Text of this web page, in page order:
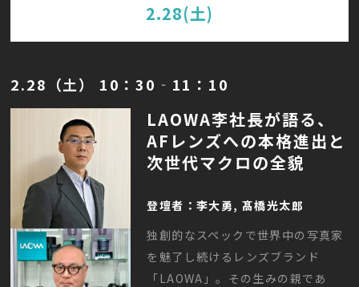
2.28(土)
2.28（土） 10：30‐11：10
LAOWA李社長が語る、
AFレンズへの本格進出と
次世代マクロの全貌
登壇者：李大勇, 髙橋光太郎
独創的なスペックで世界中の写真家
を魅了し続けるレンズブランド
「LAOWA」。その生みの親であ